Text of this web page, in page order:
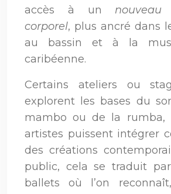
accès à un nouveau
corporel, plus ancré dans
au bassin et à la
caribéenne.
Certains ateliers ou
explorent les bases du
mambo ou de la rumba,
artistes puissent intégrer
des créations
public, cela se traduit
ballets où l’on